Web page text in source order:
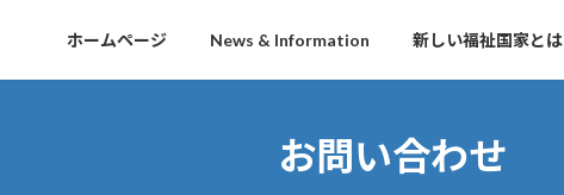
ホームページ News & Information 新しい福祉国家とは
お問い合わせ